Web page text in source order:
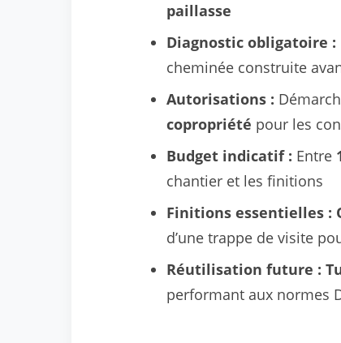
paillasse
Diagnostic obligatoire :
cheminée construite
Autorisations :
copropriété pour les
Budget indicatif : Entre
chantier et les finitions
Finitions essentielles :
d’une trappe de visite
Réutilisation future :
performant aux normes